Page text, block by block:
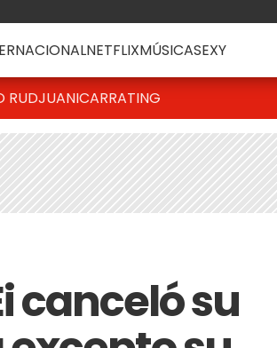
NETFLIXMÚSICASEXY
RUDJUANICARRATING
canceló su